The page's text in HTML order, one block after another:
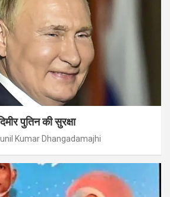
पुतिन की सुरक्षा
Kumar Dhangadamajhi